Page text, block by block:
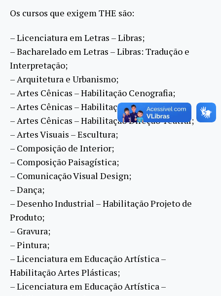
Os cursos que exigem THE são:
– Licenciatura em Letras – Libras;
– Bacharelado em Letras – Libras: Tradução e
Interpretação;
– Arquitetura e Urbanismo;
– Artes Cênicas – Habilitação Cenografia;
– Artes Cênicas – Habilitação Indumentária;
– Artes Cênicas – Habilitação Direção Teatral;
– Artes Visuais – Escultura;
– Composição de Interior;
– Composição Paisagística;
– Comunicação Visual Design;
– Dança;
– Desenho Industrial – Habilitação Projeto de
Produto;
– Gravura;
– Pintura;
– Licenciatura em Educação Artística –
Habilitação Artes Plásticas;
– Licenciatura em Educação Artística –